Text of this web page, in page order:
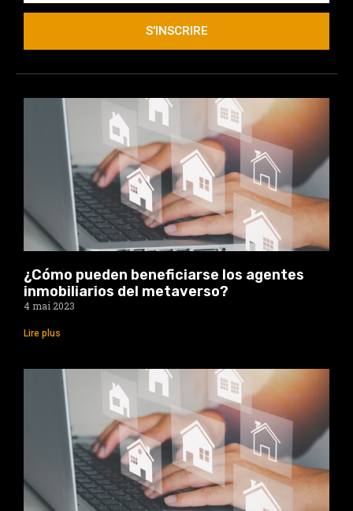
S'INSCRIRE
¿Cómo pueden beneficiarse los agentes
inmobiliarios del metaverso?
4 mai 2023
Lire plus